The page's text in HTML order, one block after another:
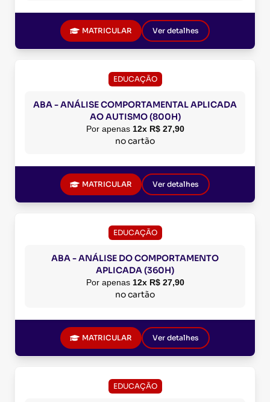
MATRICULAR Ver detalhes
EDUCAÇÃO
ABA - ANÁLISE COMPORTAMENTAL APLICADA
AO AUTISMO (800H)
Por apenas 12x R$ 27,90
no cartão
MATRICULAR Ver detalhes
EDUCAÇÃO
ABA - ANÁLISE DO COMPORTAMENTO
APLICADA (360H)
Por apenas 12x R$ 27,90
no cartão
MATRICULAR Ver detalhes
EDUCAÇÃO